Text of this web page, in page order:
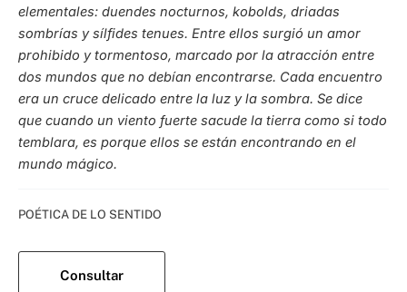
elementales: duendes nocturnos, kobolds, driadas
sombrías y sílfides tenues. Entre ellos surgió un amor
prohibido y tormentoso, marcado por la atracción entre
dos mundos que no debían encontrarse. Cada encuentro
era un cruce delicado entre la luz y la sombra. Se dice
que cuando un viento fuerte sacude la tierra como si todo
temblara, es porque ellos se están encontrando en el
mundo mágico.
Categoría:
POÉTICA DE LO SENTIDO
Consultar